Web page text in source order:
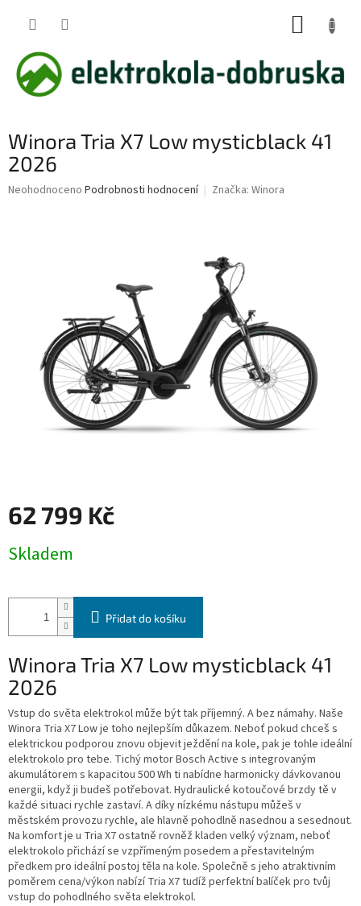
Winora Tria X7 Low mysticblack 41
2026
Průměrné
Neohodnoceno Podrobnosti hodnocení Značka: Winora
62 799 Kč
cena:
Skladem
Přidat do košíku
Winora Tria X7 Low mysticblack 41
2026
Vstup do světa elektrokol může být tak příjemný. A bez námahy. Naše
Winora Tria X7 Low je toho nejlepším důkazem. Neboť pokud chceš s
elektrickou podporou znovu objevit ježdění na kole, pak je tohle ideální
elektrokolo pro tebe. Tichý motor Bosch Active s integrovaným
akumulátorem s kapacitou 500 Wh ti nabídne harmonicky dávkovanou
energii, když ji budeš potřebovat. Hydraulické kotoučové brzdy tě v
každé situaci rychle zastaví. A díky nízkému nástupu můžeš v
městském provozu rychle, ale hlavně pohodlně nasednou a sesednout.
Na komfort je u Tria X7 ostatně rovněž kladen velký význam, neboť
elektrokolo přichází se vzpřímeným posedem a přestavitelným
předkem pro ideální postoj těla na kole. Společně s jeho atraktivním
poměrem cena/výkon nabízí Tria X7 tudíž perfektní balíček pro tvůj
vstup do pohodlného světa elektrokol.